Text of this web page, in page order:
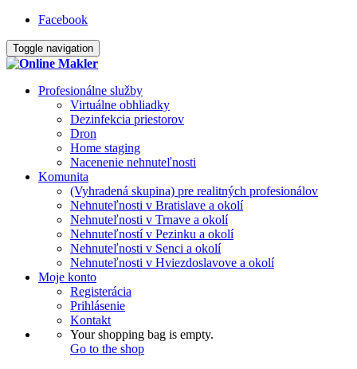
Facebook
Toggle navigation
Profesionálne služby
Virtuálne obhliadky
Dezinfekcia priestorov
Dron
Home staging
Nacenenie nehnuteľnosti
Komunita
(Vyhradená skupina) pre realitných profesionálov
Nehnuteľnosti v Bratislave a okolí
Nehnuteľnosti v Trnave a okolí
Nehnuteľností v Pezinku a okolí
Nehnuteľnosti v Senci a okolí
Nehnuteľnosti v Hviezdoslavove a okolí
Moje konto
Registerácia
Prihlásenie
Kontakt
Your shopping bag is empty.
Go to the shop